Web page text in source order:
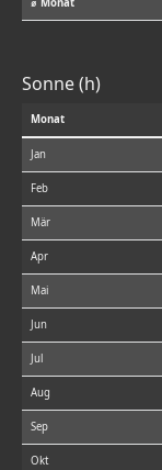
⌀ Monat
Sonne (h)
Monat
Jan
Feb
Mär
Apr
Mai
Jun
Jul
Aug
Sep
Okt